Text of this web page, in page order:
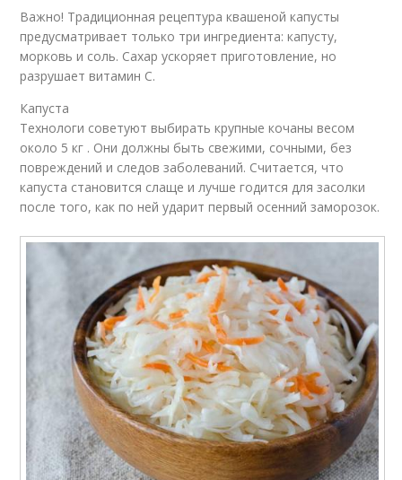
Важно! Традиционная рецептура квашеной капусты
предусматривает только три ингредиента: капусту,
морковь и соль. Сахар ускоряет приготовление, но
разрушает витамин С.
Капуста
Технологи советуют выбирать крупные кочаны весом
около 5 кг . Они должны быть свежими, сочными, без
повреждений и следов заболеваний. Считается, что
капуста становится слаще и лучше годится для засолки
после того, как по ней ударит первый осенний заморозок.